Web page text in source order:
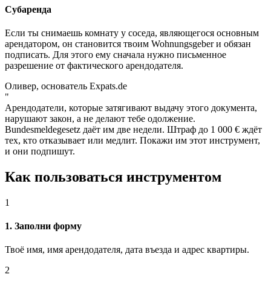
Субаренда
Если ты снимаешь комнату у соседа, являющегося основным
арендатором, он становится твоим Wohnungsgeber и обязан
подписать. Для этого ему сначала нужно письменное
разрешение от фактического арендодателя.
Оливер, основатель Expats.de
"
Арендодатели, которые затягивают выдачу этого документа,
нарушают закон, а не делают тебе одолжение.
Bundesmeldegesetz даёт им две недели. Штраф до 1 000 € ждёт
тех, кто отказывает или медлит. Покажи им этот инструмент,
и они подпишут.
Как пользоваться инструментом
1
1. Заполни форму
Твоё имя, имя арендодателя, дата въезда и адрес квартиры.
2